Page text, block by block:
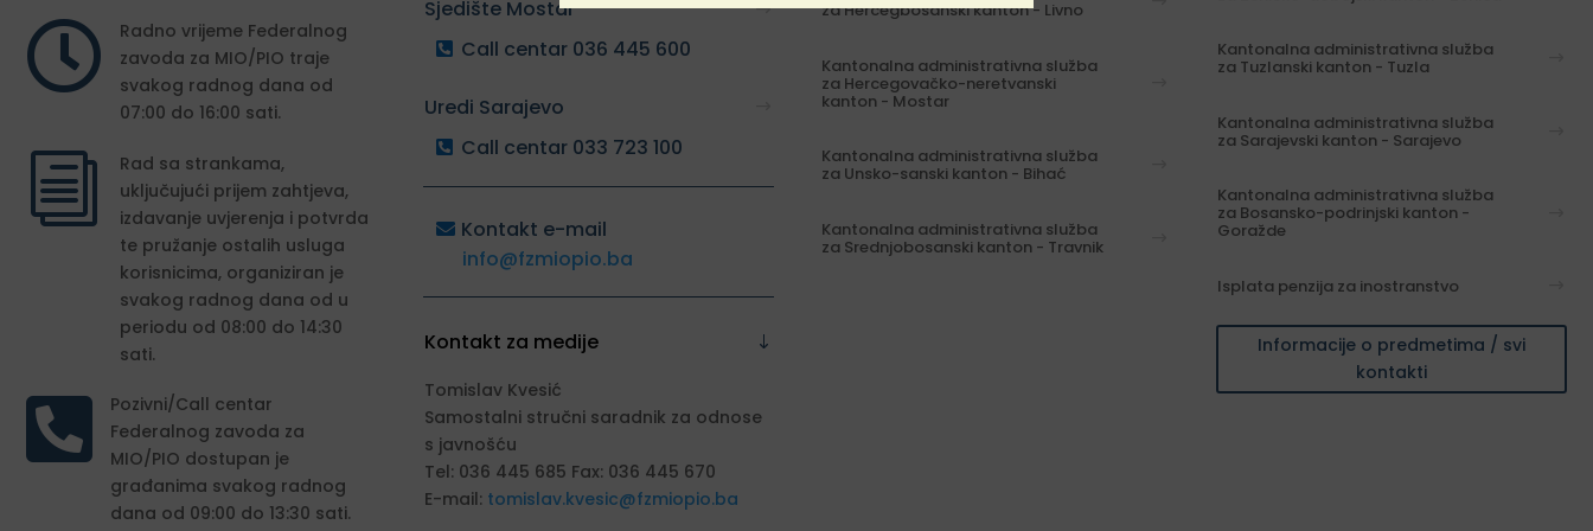

Radno vrijeme Federalnog
zavoda za MIO/PIO traje
svakog radnog dana od
07:00 do 16:00 sati.
i
Rad sa strankama,
uključujući prijem zahtjeva,
izdavanje uvjerenja i potvrda
te pružanje ostalih usluga
korisnicima, organiziran je
svakog radnog dana od u
periodu od 08:00 do 14:30
sati.

Pozivni/Call centar
Federalnog zavoda za
MIO/PIO dostupan je
građanima svakog radnog
dana od 09:00 do 13:30 sati.
Sjedište Mostar
Call centar 036 445 600
Uredi Sarajevo
Call centar 033 723 100
Kontakt e-mail
info@fzmiopio.ba
Kontakt za medije
Tomislav Kvesić
Samostalni stručni saradnik za odnose
s javnošću
Tel: 036 445 685 Fax: 036 445 670
E-mail: tomislav.kvesic@fzmiopio.ba
za Hercegbosanski kanton - Livno
Kantonalna administrativna služba
za Hercegovačko-neretvanski
kanton - Mostar
Kantonalna administrativna služba
za Unsko-sanski kanton - Bihać
Kantonalna administrativna služba
za Srednjobosanski kanton - Travnik
Kantonalna administrativna služba
za Tuzlanski kanton - Tuzla
Kantonalna administrativna služba
za Sarajevski kanton - Sarajevo
Kantonalna administrativna služba
za Bosansko-podrinjski kanton -
Goražde
Isplata penzija za inostranstvo
Informacije o predmetima / svi
kontakti